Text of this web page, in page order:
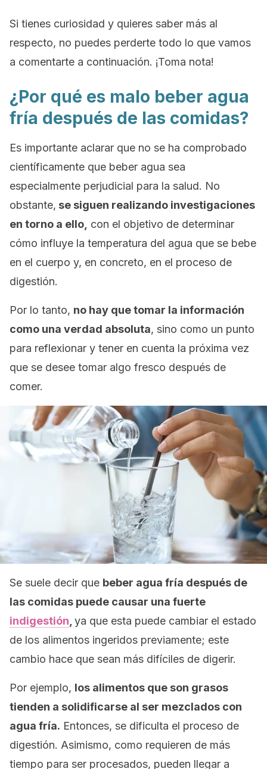
Si tienes curiosidad y quieres saber más al
respecto, no puedes perderte todo lo que vamos
a comentarte a continuación. ¡Toma nota!
¿Por qué es malo beber agua
fría después de las comidas?
Es importante aclarar que no se ha comprobado
científicamente que beber agua sea
especialmente perjudicial para la salud. No
obstante, se siguen realizando investigaciones
en torno a ello, con el objetivo de determinar
cómo influye la temperatura del agua que se bebe
en el cuerpo y, en concreto, en el proceso de
digestión.
Por lo tanto, no hay que tomar la información
como una verdad absoluta, sino como un punto
para reflexionar y tener en cuenta la próxima vez
que se desee tomar algo fresco después de
comer.
Se suele decir que beber agua fría después de
las comidas puede causar una fuerte
indigestión ya que esta puede cambiar el estado
de los alimentos ingeridos previamente; este
cambio hace que sean más difíciles de digerir.
Por ejemplo, los alimentos que son grasos
tienden a solidificarse al ser mezclados con
agua fría. Entonces, se dificulta el proceso de
digestión. Asimismo, como requieren de más
tiempo para ser procesados, pueden llegar a